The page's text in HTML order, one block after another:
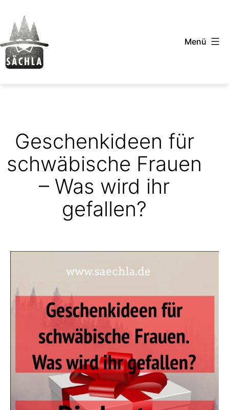
Inhalt
springen
Shirts
Menü
Geschenkideen für
schwäbische Frauen
– Was wird ihr
gefallen?